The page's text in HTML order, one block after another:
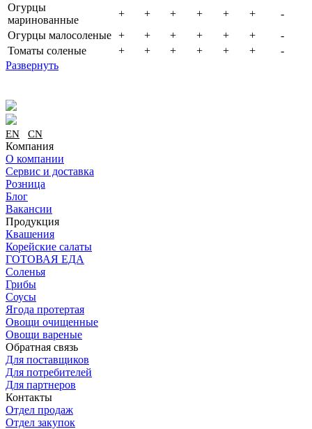
Огурцы
маринованные
+ + + + + +
-
Огурцы малосоленые + + + + + +
-
Томаты соленые
+ + + + + +
-
Развернуть
EN CN
Компания
О компании
Сервис и доставка
Розница
Блог
Вакансии
Продукция
Квашения
Корейские салаты
ГОТОВАЯ ЕДА
Соленья
Грибы
Соусы
Ягода протертая
Овощи очищенные
Овощи вареные
Обратная связь
Для поставщиков
Для потребителей
Для партнеров
Контакты
Отдел продаж
Отдел закупок